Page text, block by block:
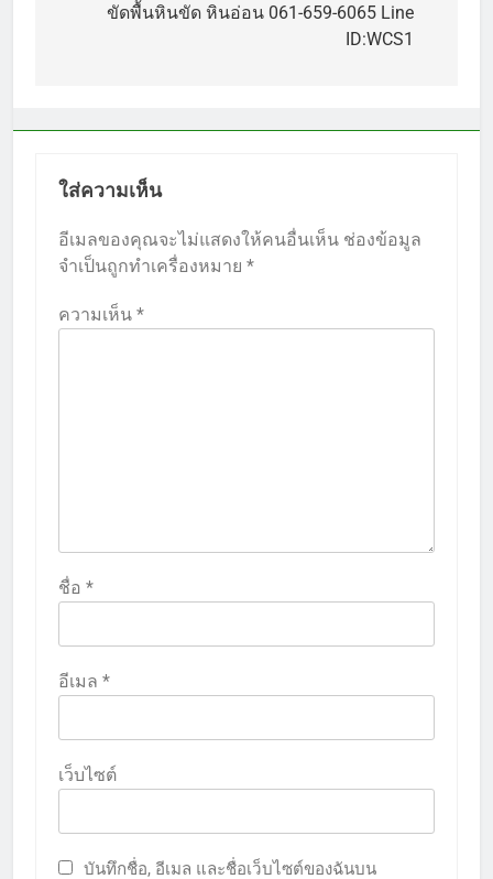
เรื่องขัดพื้นหินขัด หินอ่อน 061-659-6065 Line
ID:WCS1
ใส่ความเห็น
อีเมลของคุณจะไม่แสดงให้คนอื่นเห็น ช่องข้อมูล
จำเป็นถูกทำเครื่องหมาย *
ความเห็น *
ชื่อ *
อีเมล *
เว็บไซต์
บันทึกชื่อ, อีเมล และชื่อเว็บไซต์ของฉันบน